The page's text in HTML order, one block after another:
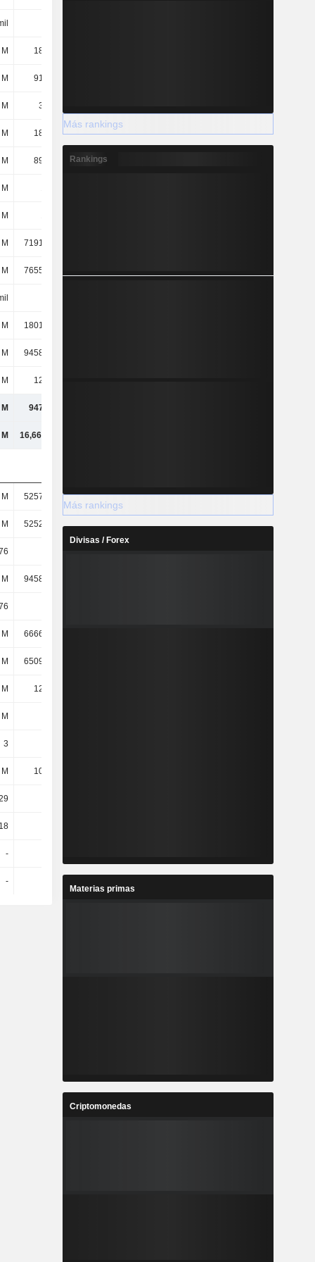
18,81 M
91,59 M
3,66 M
18,86 M 24,55 M 22,24 M
89,63 M 85,78 M
7191,09 M
7655,25 M
1801,09 M
9458,44 M
12,76 M
9471,2 M
16,66 mil M
5257,05 M 5271,11 M 5284,37 M
5252,98 M 5267,58 M 5281,16 M
9458,44 M
6666,93 M
6509,69 M
12,76 M
3
10,06 M
18
-
-
Más rankings
Rankings
Más rankings
Divisas / Forex
Materias primas
Criptomonedas